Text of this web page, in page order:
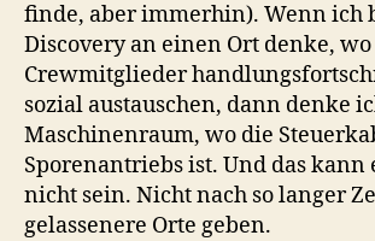
finde, aber immerhin). Wenn ich
Discovery an einen Ort denke,
Crewmitglieder
sozial austauschen, dann denke
Maschinenraum, wo die
Sporenantriebs ist. Und das kann
nicht sein. Nicht nach so langer
gelassenere Orte geben.